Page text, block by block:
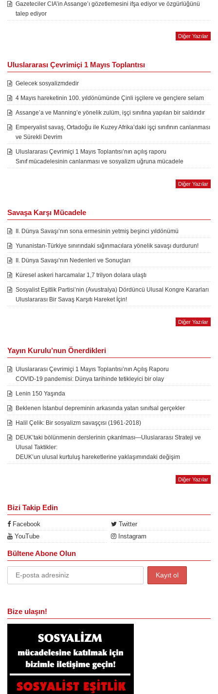
Gazeteciler CIA’in Assange’ı gözetlemesini ifşa ediyor ve özgürlüğünü
talep ediyor
Diğer Yazılar
Uluslararası Çevrimiçi 1 Mayıs Toplantısı
Gelecek sosyalizmdedir
4 Mayıs hareketinin 100. yıldönümünde Çinli işçilere ve gençlere selam
Assange’a ve Manning’e yönelik zulüm, işçi sınıfına yapılan bir saldırıdır
Emperyalist savaş, Ortadoğu ile Kuzey Afrika’daki işçi sınıfının canlanması
ve Sürekli Devrim
Uluslararası Çevrimiçi 1 Mayıs Toplantısı’nın açılış raporu
Sınıf mücadelesinin canlanması ve sosyalizm uğruna mücadele
Diğer Yazılar
Savaşa Karşı Mücadele
II. Dünya Savaşı’nın sona ermesinin yetmiş beşinci yıldönümü
Yunanistan-Türkiye sınırındaki sığınmacılara yönelik savaşı durdurun!
II. Dünya Savaşı’nın Nedenleri ve Sonuçları
Küresel askeri harcamalar 1,7 trilyon dolara ulaştı
Sosyalist Eşitlik Partisi’nin (Avustralya) Dördüncü Ulusal Kongre Kararları
Uluslararası Bir Savaş Karşıtı Hareket İçin!
Diğer Yazılar
Yayın Kurulu’nun Önerdikleri
Uluslararası Çevrimiçi 1 Mayıs Toplantısı’nın Açılış Raporu
COVID-19 pandemisi: Dünya tarihinde tetikleyici bir olay
Lenin 150 Yaşında
Beklenen İstanbul depreminin arkasında yatan sınıfsal gerçekler
Halil Çelik: Bir sosyalizm savaşçısı (1961-2018)
DEUK’taki bölünmenin derslerinin çıkarılması—Uluslararası Strateji ve
Ulusal Taktikler:
DEUK’un ulusal kurtuluş hareketlerine yaklaşımındaki değişim
Diğer Yazılar
Bizi Takip Edin
Facebook
Twitter
YouTube
Instagram
Bültene Abone Olun
Bize ulaşın!